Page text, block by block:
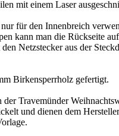
mit einem Laser
für den Innenbreich
kann man die Rückseite
Netzstecker aus der
Birkensperrholz gefertigt.
Travemünder
und dienen dem